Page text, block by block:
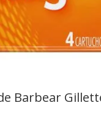
Barbear